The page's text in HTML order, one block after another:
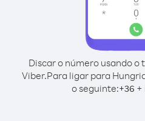
Discar o número usando o
Viber.Para ligar para
o seguinte:+36 +